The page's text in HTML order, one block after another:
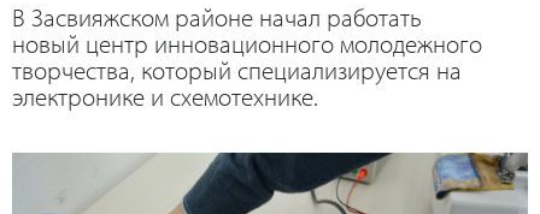
В Засвияжском районе начал работать
новый центр инновационного молодежного
творчества, который специализируется на
электронике и схемотехнике.